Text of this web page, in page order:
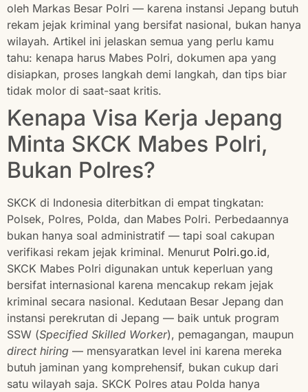
oleh Markas Besar Polri — karena instansi Jepang butuh
rekam jejak kriminal yang bersifat nasional, bukan hanya
wilayah. Artikel ini jelaskan semua yang perlu kamu
tahu: kenapa harus Mabes Polri, dokumen apa yang
disiapkan, proses langkah demi langkah, dan tips biar
tidak molor di saat-saat kritis.
Kenapa Visa Kerja Jepang
Minta SKCK Mabes Polri,
Bukan Polres?
SKCK di Indonesia diterbitkan di empat tingkatan:
Polsek, Polres, Polda, dan Mabes Polri. Perbedaannya
bukan hanya soal administratif — tapi soal cakupan
verifikasi rekam jejak kriminal. Menurut Polri.go.id,
SKCK Mabes Polri digunakan untuk keperluan yang
bersifat internasional karena mencakup rekam jejak
kriminal secara nasional. Kedutaan Besar Jepang dan
instansi perekrutan di Jepang — baik untuk program
SSW (Specified Skilled Worker), pemagangan, maupun
direct hiring — mensyaratkan level ini karena mereka
butuh jaminan yang komprehensif, bukan cukup dari
satu wilayah saja. SKCK Polres atau Polda hanya